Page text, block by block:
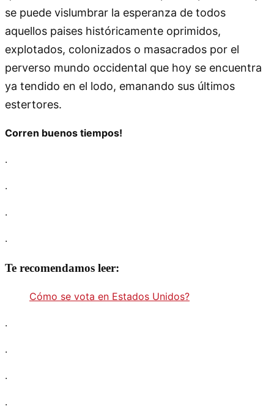
se puede vislumbrar la esperanza de todos
aquellos paises históricamente oprimidos,
explotados, colonizados o masacrados por el
perverso mundo occidental que hoy se encuentra
ya tendido en el lodo, emanando sus últimos
estertores.
Corren buenos tiempos!
.
.
.
.
Te recomendamos leer:
Cómo se vota en Estados Unidos?
.
.
.
.